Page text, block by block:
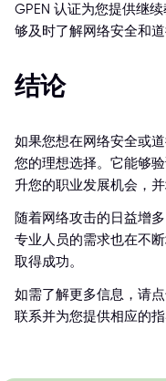
GPEN 认证为您提供继
够及时了解网络安全和
结论
如果您想在网络安全或
您的理想选择。它能够
升您的职业发展机会，
随着网络攻击的日益增
专业人员的需求也在不
取得成功。
如需了解更多信息，请
联系并为您提供相应的指